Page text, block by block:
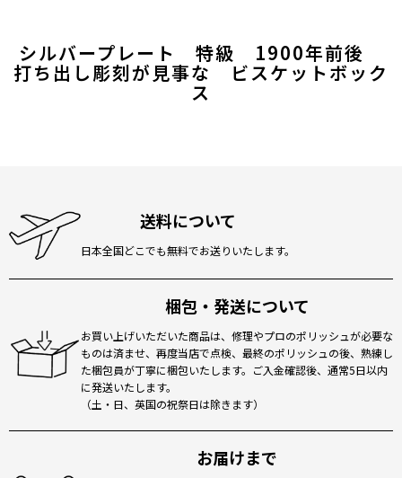
シルバープレート 特級 1900年前後
打ち出し彫刻が見事な ビスケットボック
ス
送料について
日本全国どこでも無料でお送りいたします。
梱包・発送について
お買い上げいただいた商品は、修理やプロのポリッシュが必要な
ものは済ませ、再度当店で点検、最終のポリッシュの後、熟練し
た梱包員が丁寧に梱包いたします。ご入金確認後、通常5日以内
に発送いたします。
（土・日、英国の祝祭日は除きます）
お届けまで